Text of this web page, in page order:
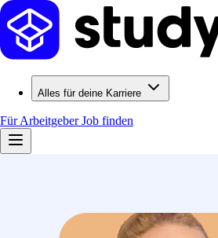
Alles für deine Karriere
Für ArbeitgeberJob finden